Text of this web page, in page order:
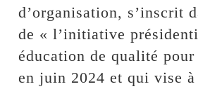
d’organisation, s’inscrit
de « l’initiative
éducation de qualité
en juin 2024 et qui vise